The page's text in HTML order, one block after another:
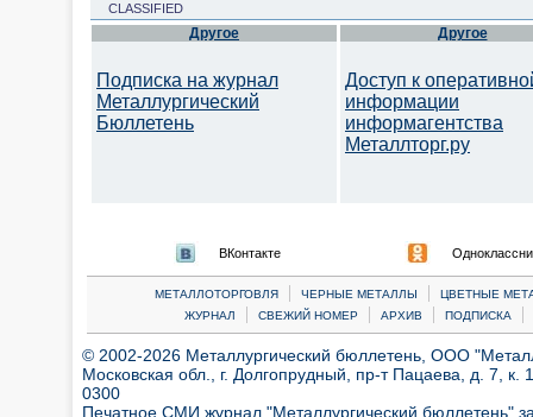
CLASSIFIED
Другое
Подписка на журнал
Металлургический
Бюллетень
Другое
Доступ к
информации
информагентства
Металлторг.ру
ВКонтакте
МЕТАЛЛОТОРГОВЛЯ | ЧЕРНЫЕ МЕТАЛЛЫ |
ЦВЕТНЫЕ
ЖУРНАЛ
| СВЕЖИЙ НОМЕР | АРХИВ | ПОДПИСКА |
© 2002-2026 Металлургический бюллетень, ООО
Московская обл., г. Долгопрудный, пр-т Пацаева, д. 7,
0300
Печатное СМИ журнал "Металлургический бюллетень"